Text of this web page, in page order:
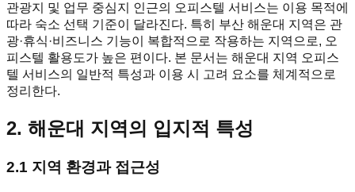
관광지 및 업무 중심지 인근의 오피스텔 서비스는 이용 목적에
따라 숙소 선택 기준이 달라진다. 특히 부산 해운대 지역은 관
광·휴식·비즈니스 기능이 복합적으로 작용하는 지역으로, 오
피스텔 활용도가 높은 편이다. 본 문서는 해운대 지역 오피스
텔 서비스의 일반적 특성과 이용 시 고려 요소를 체계적으로
정리한다.
2. 해운대 지역의 입지적 특성
2.1 지역 환경과 접근성